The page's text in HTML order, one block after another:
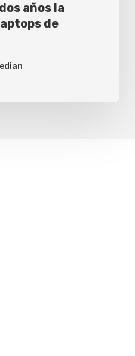
años la
de